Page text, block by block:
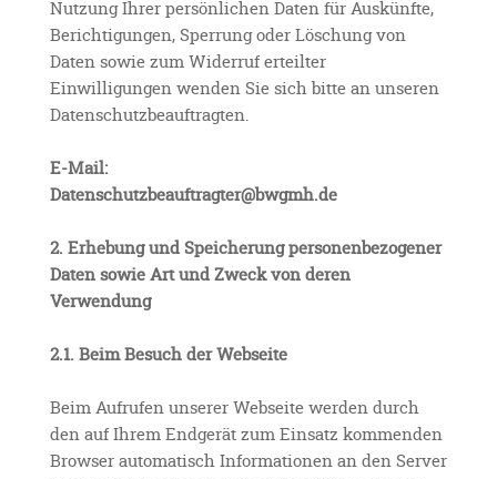
Nutzung Ihrer persönlichen Daten für Auskünfte,
Berichtigungen, Sperrung oder Löschung von
Daten sowie zum Widerruf erteilter
Einwilligungen wenden Sie sich bitte an unseren
Datenschutzbeauftragten.
E-Mail:
Datenschutzbeauftragter@bwgmh.de
2. Erhebung und Speicherung personenbezogener
Daten sowie Art und Zweck von deren
Verwendung
2.1. Beim Besuch der Webseite
Beim Aufrufen unserer Webseite werden durch
den auf Ihrem Endgerät zum Einsatz kommenden
Browser automatisch Informationen an den Server